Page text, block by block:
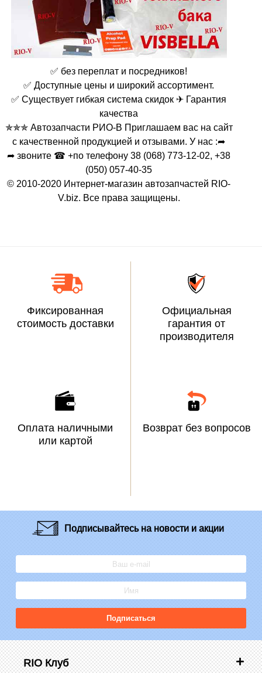
✅ без переплат и посредников!
✅ Доступные цены и широкий ассортимент.
✅ Существует гибкая система скидок ✈ Гарантия
качества
✯✯✯ Автозапчасти РИО-В Приглашаем вас на сайт
с качественной продукцией и отзывами. У нас :➦
➦ звоните ☎ +по телефону 38 (068) 773-12-02, +38
(050) 057-40-35
© 2010-2020 Интернет-магазин автозапчастей RIO-
V.biz. Все права защищены.
Фиксированная
стоимость доставки
Официальная
гарантия от
производителя
Оплата наличными
или картой
Возврат без вопросов
Подписывайтесьна новости и акции
Подписаться
RIO Клуб